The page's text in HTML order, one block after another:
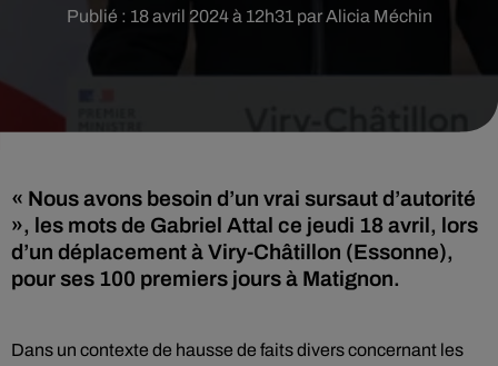
Publié : 18 avril 2024 à 12h31 par Alicia Méchin
« Nous avons besoin d’un vrai sursaut d’autorité
», les mots de Gabriel Attal ce jeudi 18 avril, lors
d’un déplacement à Viry-Châtillon (Essonne),
Dans un contexte de hausse de faits divers concernant les